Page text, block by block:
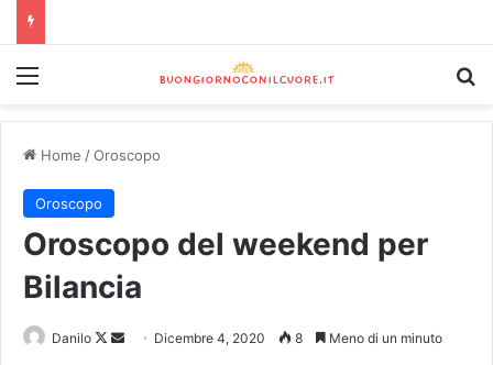
Home /Oroscopo
Oroscopo
Oroscopo del weekend per
Bilancia
Danilo Dicembre 4, 2020 8 Meno di un minuto